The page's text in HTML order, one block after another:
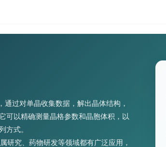
过对单晶收集数据，解出晶体结构，
可以精确测量晶格参数和晶胞体积，以
方式。
研究、药物研发等领域都有广泛应用，